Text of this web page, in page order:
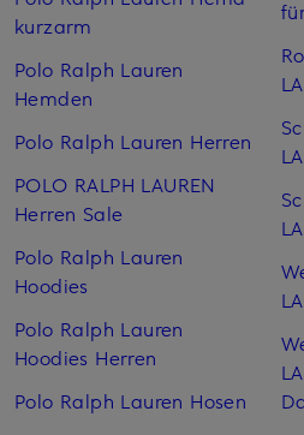
kurzarm
Polo Ralph Lauren
Hemden
Polo Ralph Lauren Herren
POLO RALPH LAUREN
Herren Sale
Polo Ralph Lauren
Hoodies
Polo Ralph Lauren
Hoodies Herren
Polo Ralph Lauren Hosen